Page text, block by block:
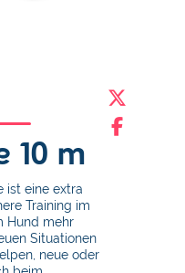
10 m
ist eine extra
Training im
Hund mehr
Situationen
neue oder